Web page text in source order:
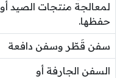
لمعالجة منتجات الصيد أو
حفظها.
سفن قَطّر وسفن دافعة
السفن الجارفة أو